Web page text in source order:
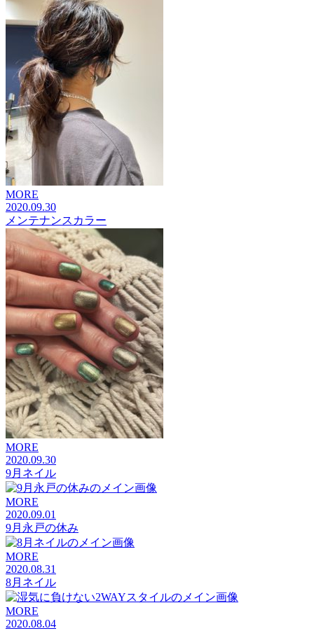
MORE
2020.09.30
メンテナンスカラー
MORE
2020.09.30
9月ネイル
MORE
2020.09.01
9月永戸の休み
MORE
2020.08.31
8月ネイル
MORE
2020.08.04